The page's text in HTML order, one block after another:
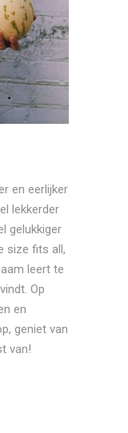
en eerlijker
lekkerder
gelukkiger
size fits all,
leert te
Op
en
geniet van
van!